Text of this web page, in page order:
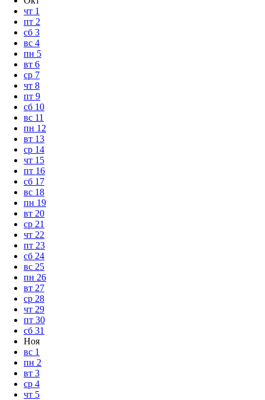
чт 1
пт 2
сб 3
вс 4
пн 5
вт 6
ср 7
чт 8
пт 9
сб 10
вс 11
пн 12
вт 13
ср 14
чт 15
пт 16
сб 17
вс 18
пн 19
вт 20
ср 21
чт 22
пт 23
сб 24
вс 25
пн 26
вт 27
ср 28
чт 29
пт 30
сб 31
Ноя
вс 1
пн 2
вт 3
ср 4
чт 5